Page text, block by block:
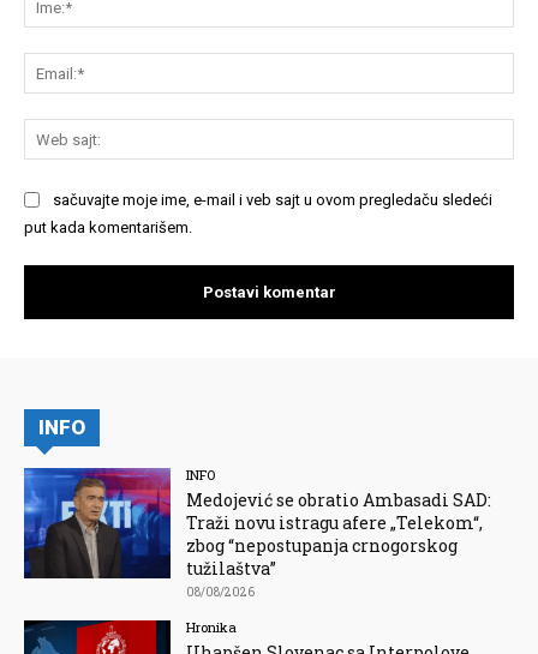
sačuvajte moje ime, e-mail i veb sajt u ovom pregledaču sledeći
put kada komentarišem.
INFO
INFO
Medojević se obratio Ambasadi SAD:
Traži novu istragu afere „Telekom“,
zbog “nepostupanja crnogorskog
tužilaštva”
08/08/2026
Hronika